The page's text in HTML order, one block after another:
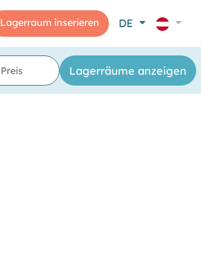
Lagerraum inserieren DE